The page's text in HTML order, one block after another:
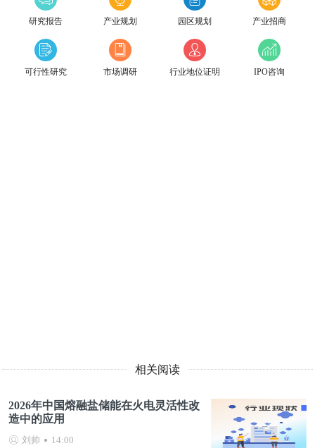
研究报告 产业规划 园区规划 产业招商
可行性研究 市场调研 行业地位证明 IPO咨询
相关阅读
2026年中国熔融盐储能在火电灵活性改
造中的应用
刘帅 14:00